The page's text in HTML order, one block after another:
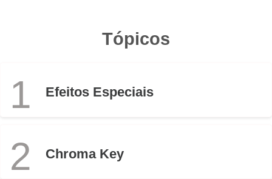
Tópicos
1 Efeitos Especiais
2 Chroma Key